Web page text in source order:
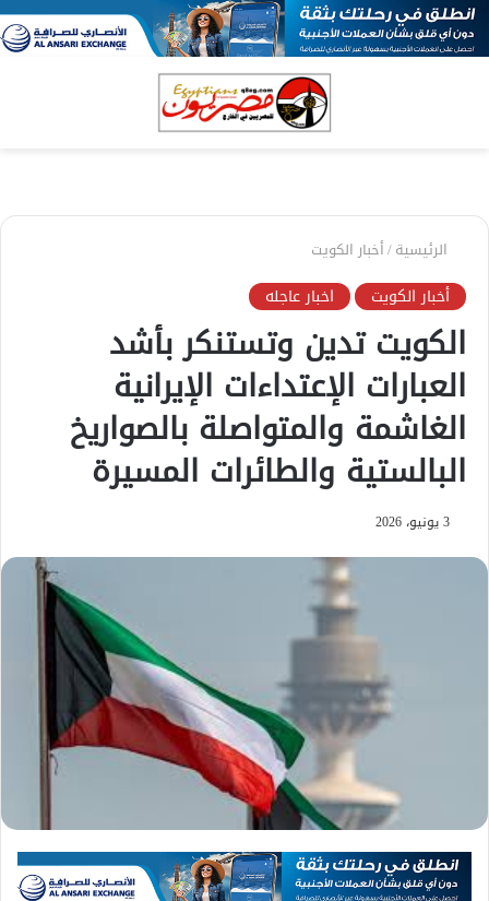
الرئيسية/أخبار الكويت
أخبار الكويت اخبار عاجله
الكويت تدين وتستنكر بأشد
العبارات الإعتداءات الإيرانية
الغاشمة والمتواصلة بالصواريخ
البالستية والطائرات المسيرة
3 يونيو، 2026